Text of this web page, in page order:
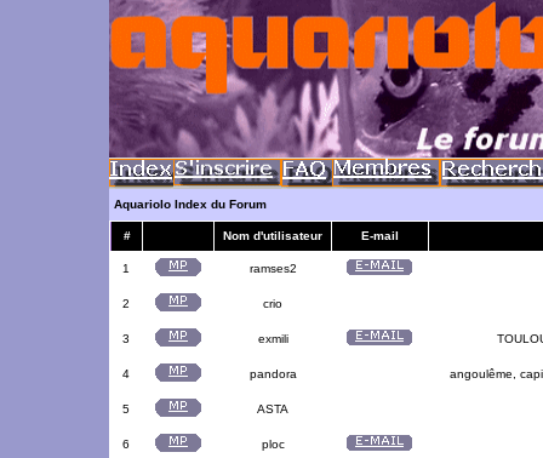
Aquariolo Index du Forum
# Nom d'utilisateur E-mail
1 ramses2
2 crio
3 exmili
4 pandora angoulême,
5 ASTA
6 ploc